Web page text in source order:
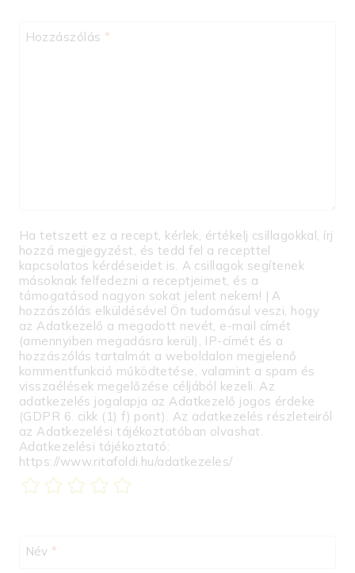
Hozzászólás *
Ha tetszett ez a recept, kérlek, értékelj csillagokkal, írj
hozzá megjegyzést, és tedd fel a recepttel
kapcsolatos kérdéseidet is. A csillagok segítenek
másoknak felfedezni a receptjeimet, és a
támogatásod nagyon sokat jelent nekem! | A
hozzászólás elküldésével Ön tudomásul veszi, hogy
az Adatkezelő a megadott nevét, e-mail címét
(amennyiben megadásra kerül), IP-címét és a
hozzászólás tartalmát a weboldalon megjelenő
kommentfunkció működtetése, valamint a spam és
visszaélések megelőzése céljából kezeli. Az
adatkezelés jogalapja az Adatkezelő jogos érdeke
(GDPR 6. cikk (1) f) pont). Az adatkezelés részleteiről
az Adatkezelési tájékoztatóban olvashat.
Adatkezelési tájékoztató:
https://www.ritafoldi.hu/adatkezeles/
Név *